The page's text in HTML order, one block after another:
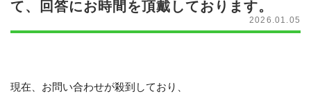
大型車
北陸エリア
誕生月割
お一人でも安心な教習所
私たちについて
2026.01.05
て、回答にお時間を頂戴しております。
現在、お問い合わせが殺到しており、